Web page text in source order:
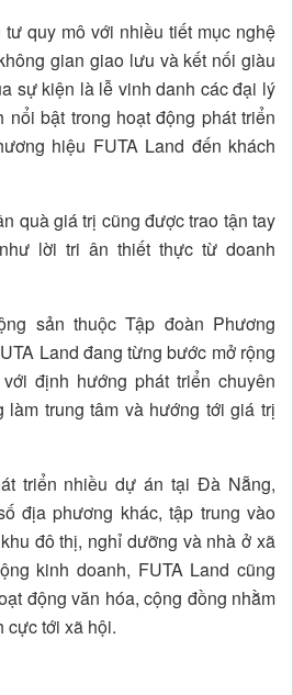
quy mô với nhiều tiết mục nghệ
gian giao lưu và kết nối giàu
sự kiện là lễ vinh danh các đại lý
nổi bật trong hoạt động phát triển
hiệu FUTA Land đến khách
quà giá trị cũng được trao tận tay
lời tri ân thiết thực từ doanh
sản thuộc Tập đoàn Phương
Land đang từng bước mở rộng
định hướng phát triển chuyên
làm trung tâm và hướng tới giá trị
triển nhiều dự án tại Đà Nẵng,
địa phương khác, tập trung vào
đô thị, nghỉ dưỡng và nhà ở xã
kinh doanh, FUTA Land cũng
động văn hóa, cộng đồng nhằm
cực tới xã hội.